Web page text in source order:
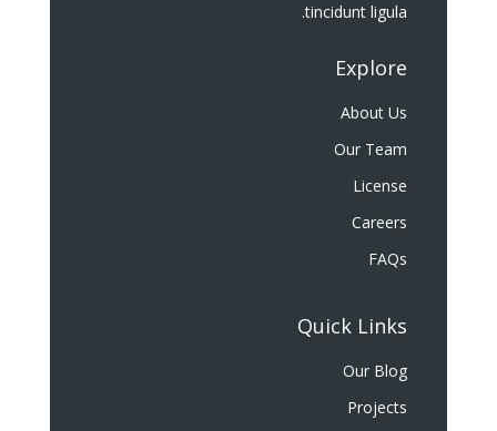
tincidunt ligula.
Explore
About Us
Our Team
License
Careers
FAQs
Quick Links
Our Blog
Projects